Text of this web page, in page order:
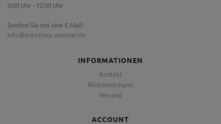
9:00 Uhr - 12:00 Uhr
Senden Sie uns eine E-Mail:
info@autoshop-wimmer.de
INFORMATIONEN
Kontakt
Rücksendungen
Versand
ACCOUNT